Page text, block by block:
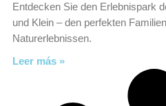
Entdecken Sie den Erlebnispark
und Klein – den perfekten
Naturerlebnissen.
Leer más »